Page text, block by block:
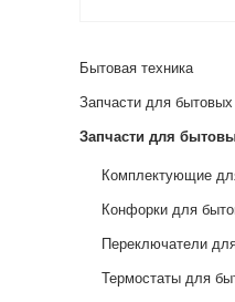
Бытовая техника
Запчасти для бытовых
Запчасти для
Комплектующие
Конфорки для
Переключатели
Термостаты для